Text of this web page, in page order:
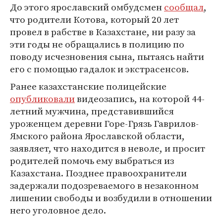
До этого ярославский омбудсменсообщал,
что родители Котова, который 20 лет
провел в рабстве в Казахстане, ни разу за
эти годы не обращались в полицию по
поводу исчезновения сына, пытаясь найти
его с помощью гадалок и экстрасенсов.
Ранее казахстанские полицейские
опубликоваливидеозапись, на которой 44-
летний мужчина, представившийся
уроженцем деревни Горе-Грязь Гаврилов-
Ямского района Ярославской области,
заявляет, что находится в неволе, и просит
родителей помочь ему выбраться из
Казахстана. Позднее правоохранители
задержали подозреваемого в незаконном
лишении свободы и возбудили в отношении
него уголовное дело.